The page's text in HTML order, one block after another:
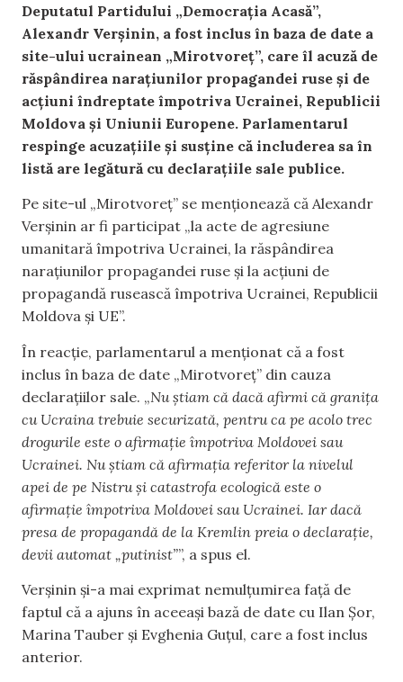
Deputatul Partidului „Democrația Acasă”,
Alexandr Verșinin, a fost inclus în baza de date a
site-ului ucrainean „Mirotvoreț”, care îl acuză de
răspândirea narațiunilor propagandei ruse și de
acțiuni îndreptate împotriva Ucrainei, Republicii
Moldova și Uniunii Europene. Parlamentarul
respinge acuzațiile și susține că includerea sa în
listă are legătură cu declarațiile sale publice.
Pe site-ul „Mirotvoreț” se menționează că Alexandr
Verșinin ar fi participat „la acte de agresiune
umanitară împotriva Ucrainei, la răspândirea
narațiunilor propagandei ruse și la acțiuni de
propagandă rusească împotriva Ucrainei, Republicii
Moldova și UE”.
În reacție, parlamentarul a menționat că a fost
inclus în baza de date „Mirotvoreț” din cauza
declarațiilor sale. „Nu știam că dacă afirmi că granița
cu Ucraina trebuie securizată, pentru ca pe acolo trec
drogurile este o afirmație împotriva Moldovei sau
Ucrainei. Nu știam că afirmația referitor la nivelul
apei de pe Nistru și catastrofa ecologică este o
afirmație împotriva Moldovei sau Ucrainei. Iar dacă
presa de propagandă de la Kremlin preia o declarație,
devii automat „putinist””, a spus el.
Verșinin și-a mai exprimat nemulțumirea față de
faptul că a ajuns în aceeași bază de date cu Ilan Șor,
Marina Tauber și Evghenia Guțul, care a fost inclus
anterior.